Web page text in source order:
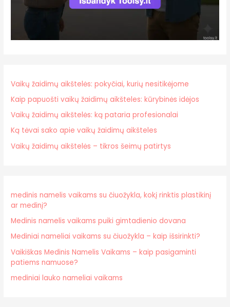
Vaikų žaidimų aikštelės: pokyčiai, kurių nesitikėjome
Kaip papuošti vaikų žaidimų aikšteles: kūrybinės idėjos
Vaikų žaidimų aikštelės: ką pataria profesionalai
Ką tėvai sako apie vaikų žaidimų aikšteles
Vaikų žaidimų aikštelės – tikros šeimų patirtys
medinis namelis vaikams su čiuožykla, kokį rinktis plastikinį
ar medinį?
Medinis namelis vaikams puiki gimtadienio dovana
Mediniai nameliai vaikams su čiuožykla – kaip išsirinkti?
Vaikiškas Medinis Namelis Vaikams – kaip pasigaminti
patiems namuose?
mediniai lauko nameliai vaikams